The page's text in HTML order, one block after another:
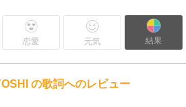
恋愛 元気 結果
の歌詞へのレビュー